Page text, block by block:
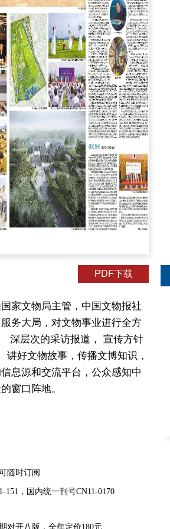
PDF下载
文物局主管，中国文物报社
务大局，对文物事业进行全方
深层次的采访报道， 宣传方针
讲好文物故事，传播文博知识，
息源和交流平台，公众感知中
窗口阵地。
时订阅
，国内统一刊号CN11-0170
开八版，全年定价180元